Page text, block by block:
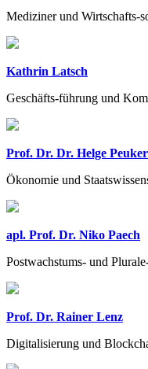
Mediziner und Wirtschafts-
Kathrin Latsch
Geschäfts-führung und
Prof. Dr. Dr. Helge
Ökonomie und
apl. Prof. Dr. Niko Paech
Postwachstums- und
Prof. Dr. Rainer Lenz
Digitalisierung und